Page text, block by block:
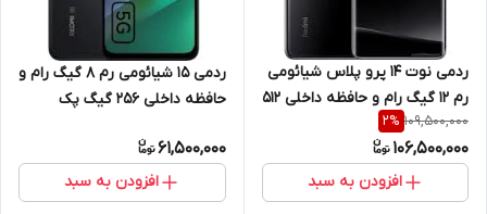
ردمی نوت 14 پرو پلاس شیائومی
رم 12 گیگ رام و حافظه داخلی 512
گیگ 5G
109,500,000
2%
106,500,000
افزودن به سبد
ردمی 15 شیائومی رم 8 گیگ رام و
حافظه داخلی 256 گیگ پک
61,500,000
افزودن به سبد